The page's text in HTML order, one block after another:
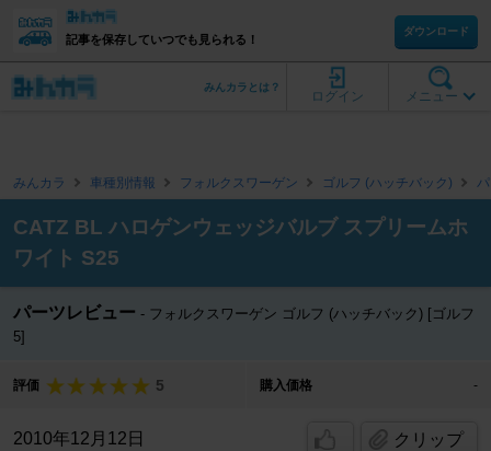
記事を保存していつでも見られる！
ダウンロード
メニュー
ログイン
みんカラとは？
みんカラ 車種別情報 フォルクスワーゲン ゴルフ (ハッチバック)
CATZ BL ハロゲンウェッジバルブ スプリームホ
ワイト S25
パーツレビュー
フォルクスワーゲン ゴルフ (ハッチバック) [ゴルフ
5]
評価 5 購入価格 -
2010年12月12日 クリップ